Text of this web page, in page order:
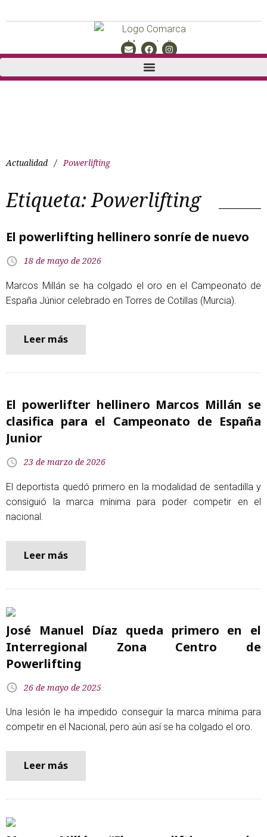
Actualidad / Powerlifting
Etiqueta:Powerlifting
El powerlifting hellinero sonríe de nuevo
18 de mayo de 2026
Marcos Millán se ha colgado el oro en el Campeonato de
España Júnior celebrado en Torres de Cotillas (Murcia).
Leer más
El powerlifter hellinero Marcos Millán se
clasifica para el Campeonato de España
Junior
23 de marzo de 2026
El deportista quedó primero en la modalidad de sentadilla y
consiguió la marca mínima para poder competir en el
nacional.
Leer más
José Manuel Díaz queda primero en el
Interregional Zona Centro de
Powerlifting
26 de mayo de 2025
Una lesión le ha impedido conseguir la marca mínima para
competir en el Nacional, pero aún así se ha colgado el oro.
Leer más